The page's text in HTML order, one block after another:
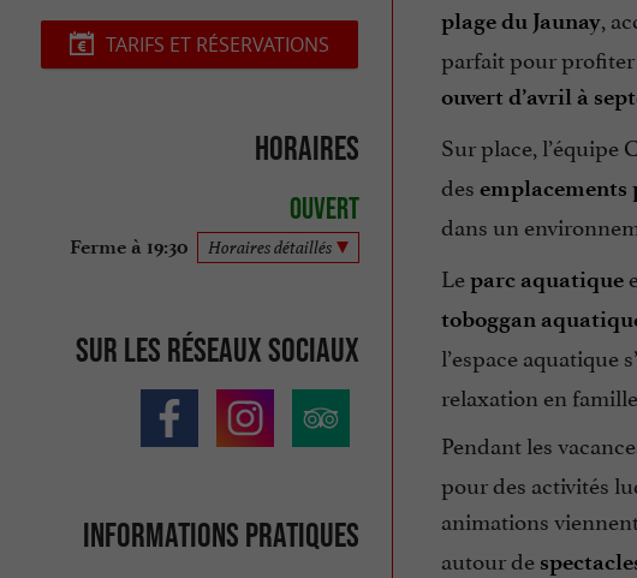
TARIFS ET RÉSERVATIONS
Horaires
Ouvert
Ferme à 19:30 Horaires détaillés
Sur les réseaux sociaux
Informations pratiques
plage du Jaunay,
parfait pour profiter
ouvert d’avril à
Sur place, l’équipe
des emplacements
dans un
Leparc aquatique
toboggan
l’espace aquatique
relaxation en
Pendant les
pour des activités
animations
autour de